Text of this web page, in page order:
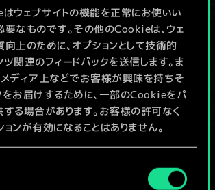
ウェブサイトの機能を正常にお使いい
要なものです。その他のCookieは、ウェ
向上のために、オプションとして技術的
関連のフィードバックを送信します。ま
メディア上などでお客様が興味を持ちそ
をお届けするために、一部のCookieをパ
する場合があります。お客様の許可なく
ンが有効になることはありません。
設定」メニューでご確認ください。
キ名入力＆ガイドを作成
デッキを編集
/